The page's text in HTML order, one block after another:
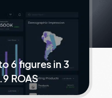
6 figures in 3
ROAS